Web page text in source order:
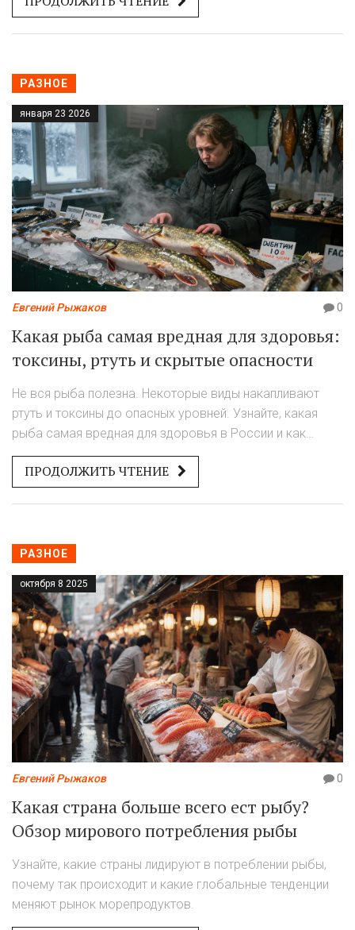
РАЗНОЕ
января 23 2026
Евгений Рыжаков 0
Какая рыба самая вредная для здоровья:
токсины, ртуть и скрытые опасности
Не вся рыба полезна. Некоторые виды накапливают
ртуть и токсины до опасных уровней. Узнайте, какая
рыба самая вредная для здоровья в России и как
выбирать безопасную, чтобы не навредить себе и
семье.
ПРОДОЛЖИТЬ ЧТЕНИЕ
РАЗНОЕ
октября 8 2025
Евгений Рыжаков 0
Какая страна больше всего ест рыбу?
Обзор мирового потребления рыбы
Узнайте, какие страны лидируют в потреблении рыбы,
почему так происходит и какие глобальные тенденции
меняют рынок морепродуктов.